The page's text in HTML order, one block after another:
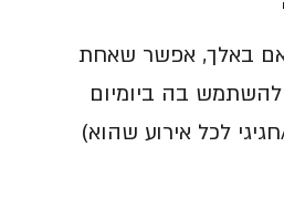
לשבת אם באלך, אפשר שאחת
בה ביומיום
לכל אירוע שהוא)